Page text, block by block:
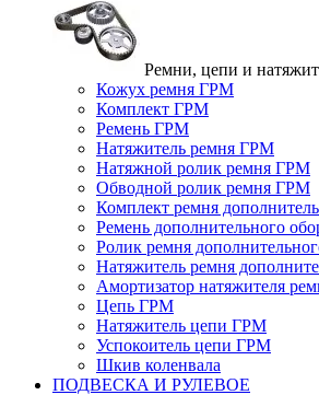
Ремни, цепи и
Кожух ремня ГРМ
Комплект ГРМ
Ремень ГРМ
Натяжитель ремня ГРМ
Натяжной ролик ремня ГРМ
Обводной ролик ремня ГРМ
Комплект ремня
Ремень дополнительного
Ролик ремня
Натяжитель ремня
Амортизатор натяжителя
Цепь ГРМ
Натяжитель цепи ГРМ
Успокоитель цепи ГРМ
Шкив коленвала
ПОДВЕСКА И РУЛЕВОЕ